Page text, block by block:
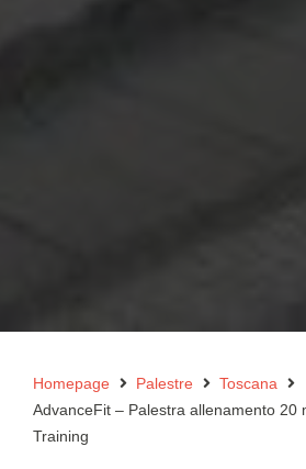
Homepage Palestre
Toscana
AdvanceFit – Palestra allenamento 20
Training